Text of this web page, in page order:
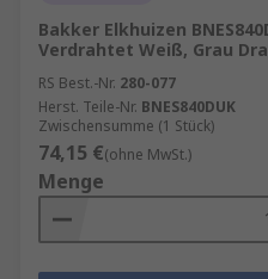
Bakker Elkhuizen
Verdrahtet Weiß, Grau
RS Best.-Nr. 280-077
Herst. Teile-Nr. BNES840DUK
Zwischensumme (1 Stück)
74,15 €(ohne MwSt.)
Menge